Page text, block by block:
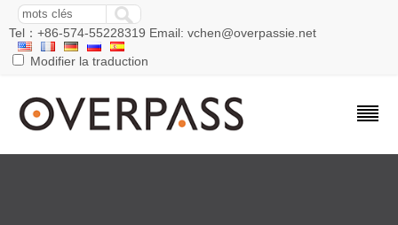
Tel：+86-574-55228319 Email: vchen@overpassie.net
Modifier la traduction